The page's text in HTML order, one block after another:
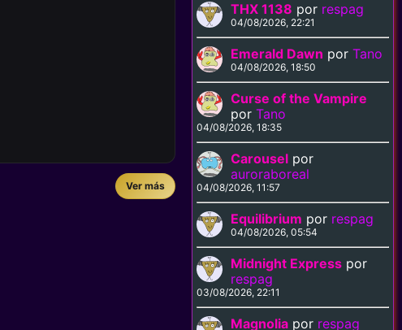
Ver más
THX 1138 por respag
04/08/2026, 22:21
Emerald Dawn porTano
04/08/2026, 18:50
Curse of the Vampire
porTano
04/08/2026, 18:35
Carousel por
auroraboreal
04/08/2026, 11:57
Equilibrium por respag
04/08/2026, 05:54
Midnight Express por
respag
03/08/2026, 22:11
Magnolia por respag